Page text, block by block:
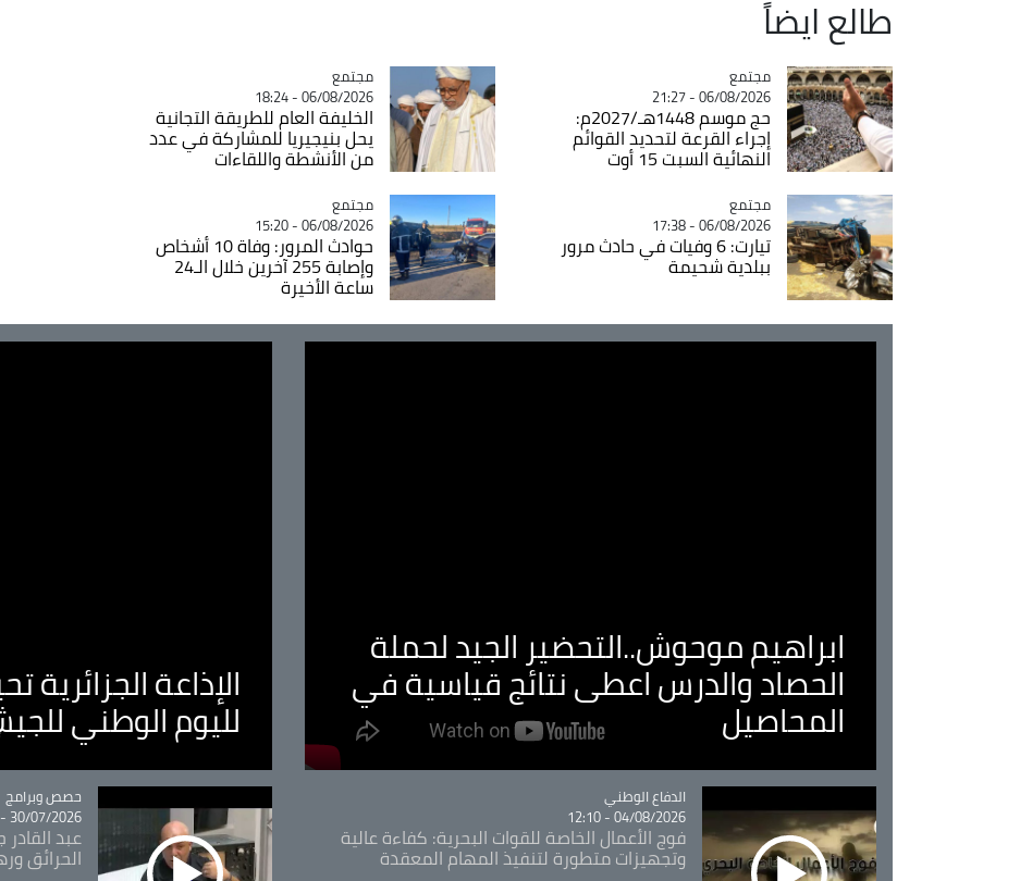
طالع ايضاً
Catégorie
مجتمع
06/08/2026 - 21:27
حج موسم 1448هـ/2027م:
إجراء القرعة لتحديد القوائم
النهائية السبت 15 أوت
Catégorie
مجتمع
06/08/2026 - 18:24
الخليفة العام للطريقة التجانية
يحل بنيجيريا للمشاركة في عدد
من الأنشطة واللقاءات
Catégorie
مجتمع
06/08/2026 - 17:38
تيارت: 6 وفيات في حادث مرور
ببلدية شحيمة
Catégorie
مجتمع
06/08/2026 - 15:20
حوادث المرور: وفاة 10 أشخاص
وإصابة 255 آخرين خلال الـ24
ساعة الأخيرة
ابراهيم موحوش..التحضير الجيد لحملة
الحصاد والدرس اعطى نتائج قياسية في
المحاصيل
الإذاعة
لليوم الوطني
Catégorie
الدفاع الوطني
04/08/2026 - 12:10
فوج الأعمال الخاصة للقوات البحرية: كفاءة عالية
وتجهيزات متطورة لتنفيذ المهام المعقدة
Catégorie
حصص وبرامج
30/07/2026 - 09:49
عبد القادر
الحرائق